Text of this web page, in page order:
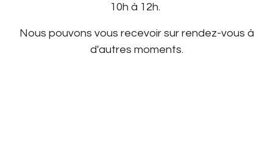
10h à 12h.
Nous pouvons vous recevoir sur rendez-vous à
d'autres moments.